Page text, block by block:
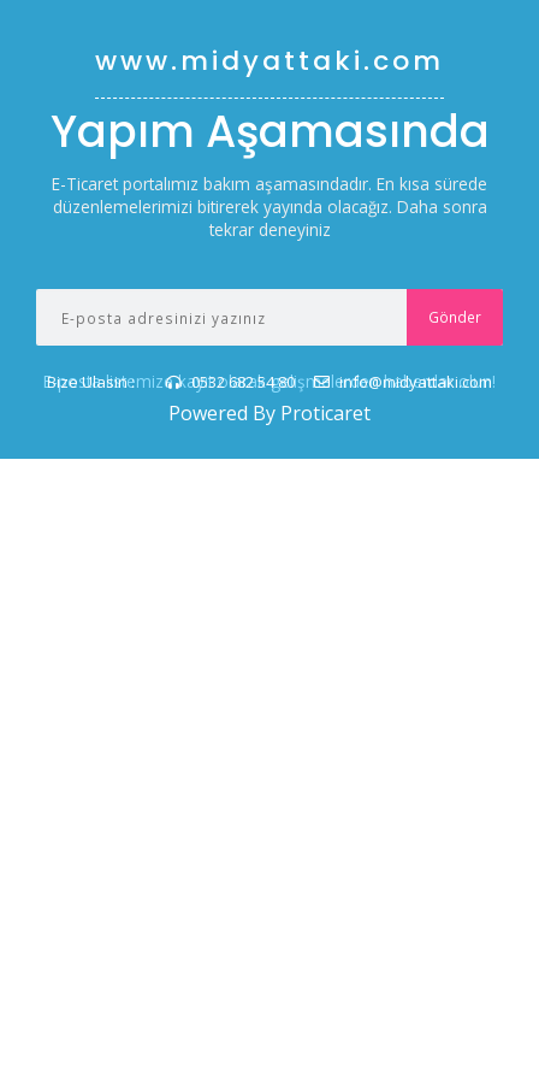
www.midyattaki.com
Yapım Aşamasında
E-Ticaret portalımız bakım aşamasındadır. En kısa sürede
düzenlemelerimizi bitirerek yayında olacağız. Daha sonra
tekrar deneyiniz
E-posta listemize kayıt olarak gelişmelerden haberdar olun!
Bize Ulasin : 0532 682 54 80 info@midyattaki.com
Powered By Proticaret